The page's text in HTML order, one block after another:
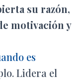
su razón,
motivación y
es
Lidera el